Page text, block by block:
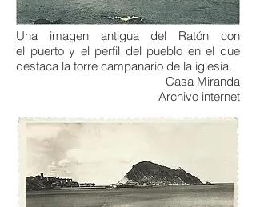
Una imagen antigua del Ratón con
el puerto y el perfil del pueblo en el que
destaca la torre campanario de la iglesia.
Casa Miranda
Archivo internet